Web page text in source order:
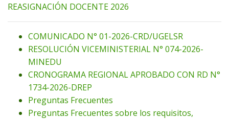
REASIGNACIÓN DOCENTE 2026
COMUNICADO N° 01-2026-CRD/UGELSR
RESOLUCIÓN VICEMINISTERIAL N° 074-2026-
MINEDU
CRONOGRAMA REGIONAL APROBADO CON RD N°
1734-2026-DREP
Preguntas Frecuentes
Preguntas Frecuentes sobre los requisitos,